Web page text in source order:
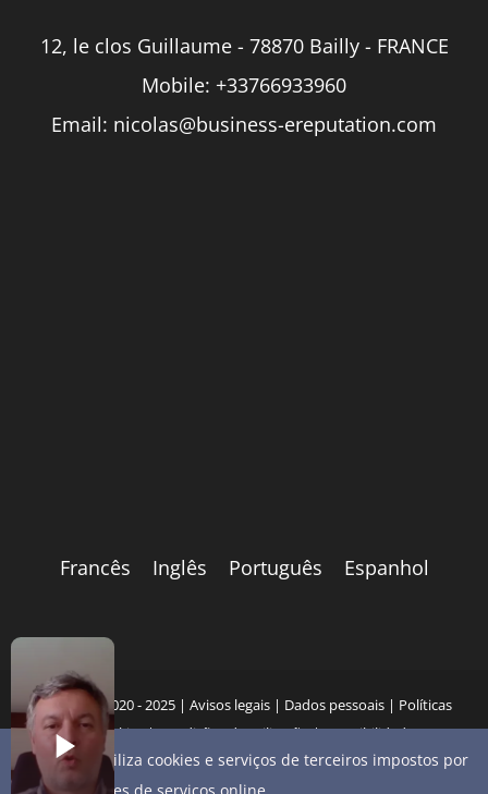
12, le clos Guillaume - 78870 Bailly - FRANCE
Mobile: +33766933960
Email: nicolas@business-ereputation.com
Francês Inglês Português Espanhol
Copyright 2020 - 2025 | Avisos legais Dados pessoais
Políticas
de cookies|Condições de utilização|Acessibilidade
Este site utiliza cookies e serviços de terceiros impostos por